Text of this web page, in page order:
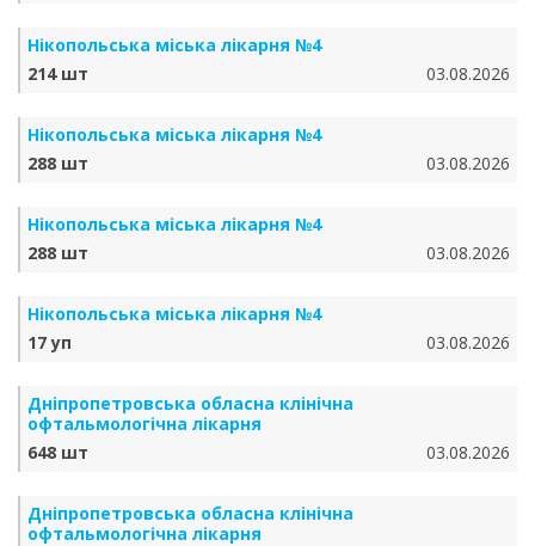
Нікопольська міська лікарня №4
214 шт
03.08.2026
Нікопольська міська лікарня №4
288 шт
03.08.2026
Нікопольська міська лікарня №4
288 шт
03.08.2026
Нікопольська міська лікарня №4
17 уп
03.08.2026
Дніпропетровська обласна клінічна
офтальмологічна лікарня
648 шт
03.08.2026
Дніпропетровська обласна клінічна
офтальмологічна лікарня